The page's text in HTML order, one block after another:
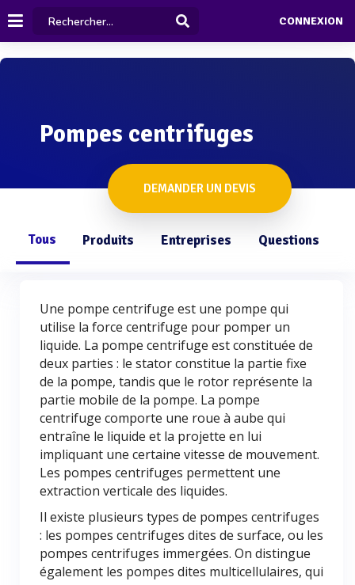
CONNEXION
Pompes centrifuges
DEMANDER UN DEVIS
Tous Produits Entreprises Questions
Une pompe centrifuge est une pompe qui
utilise la force centrifuge pour pomper un
liquide. La pompe centrifuge est constituée de
deux parties : le stator constitue la partie fixe
de la pompe, tandis que le rotor représente la
partie mobile de la pompe. La pompe
centrifuge comporte une roue à aube qui
entraîne le liquide et la projette en lui
impliquant une certaine vitesse de mouvement.
Les pompes centrifuges permettent une
extraction verticale des liquides.
Il existe plusieurs types de pompes centrifuges
: les pompes centrifuges dites de surface, ou les
pompes centrifuges immergées. On distingue
également les pompes dites multicellulaires, qui